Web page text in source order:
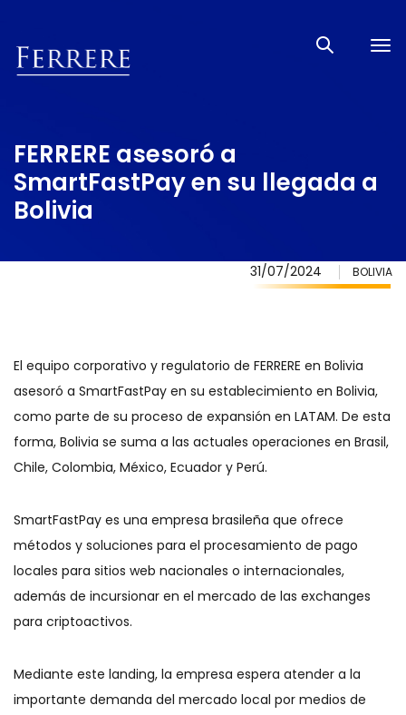
FERRERE asesoró a
SmartFastPay en su llegada a
Bolivia
31/07/2024 BOLIVIA
El equipo corporativo y regulatorio de FERRERE en Bolivia
asesoró a SmartFastPay en su establecimiento en Bolivia,
como parte de su proceso de expansión en LATAM. De esta
forma, Bolivia se suma a las actuales operaciones en Brasil,
Chile, Colombia, México, Ecuador y Perú.
SmartFastPay es una empresa brasileña que ofrece
métodos y soluciones para el procesamiento de pago
locales para sitios web nacionales o internacionales,
además de incursionar en el mercado de las exchanges
para criptoactivos.
Mediante este landing, la empresa espera atender a la
importante demanda del mercado local por medios de